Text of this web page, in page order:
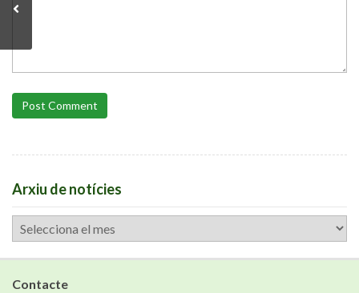
Post Comment
Arxiu de notícies
Arxiu
de
notícies
Contacte